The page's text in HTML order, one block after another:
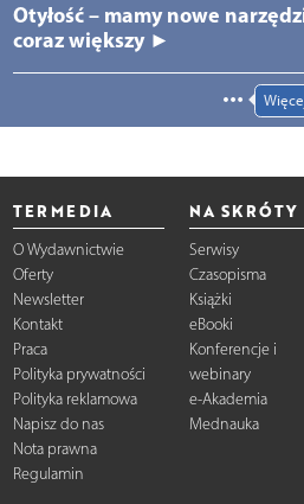
Otyłość – mamy nowe
coraz większy ►
TERMEDIA
O Wydawnictwie
Oferty
Newsletter
Kontakt
Praca
Polityka prywatności
Polityka reklamowa
Napisz do nas
Nota prawna
Regulamin
NA SKRÓTY
Serwisy
Czasopisma
Książki
eBooki
Konferencje i
webinary
e-Akademia
Mednauka